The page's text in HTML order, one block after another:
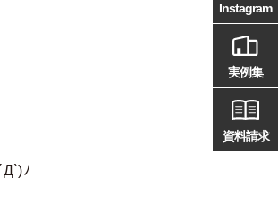
ﾉ
Instagram
実例集
資料請求